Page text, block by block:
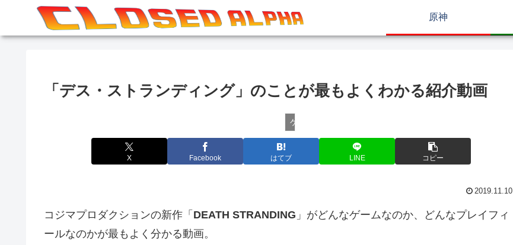
原神
「デス・ストランディング」のことが最もよくわかる紹介動画
ゲームその他
X Facebook はてブ LINE コピー
2019.11.10
コジマプロダクションの新作「 DEATH STRANDING 」がどんなゲームなのか、どんなプレイフィ
ールなのかが最もよく分かる動画。